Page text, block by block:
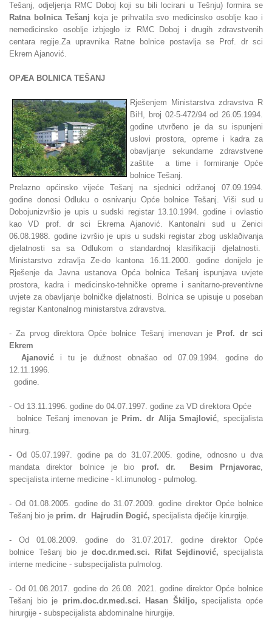
Tešanj, odjeljenja RMC Doboj koji su bili locirani u Tešnju) formira se
Ratna bolnica Tešanj koja je prihvatila svo medicinsko osoblje kao i
nemedicinsko osoblje izbjeglo iz RMC Doboj i drugih zdravstvenih
centara regije.Za upravnika Ratne bolnice postavlja se Prof. dr sci
Ekrem Ajanović.
OPÆA BOLNICA TEŠANJ
Rješenjem Ministarstva zdravstva R
BiH, broj 02-5-472/94 od 26.05.1994.
godine utvrðeno je da su ispunjeni
uslovi prostora, opreme i kadra za
obavljanje sekundarne zdravstvene
zaštite a time i formiranje Opće
bolnice Tešanj.
Prelazno općinsko vijeće Tešanj na sjednici održanoj 07.09.1994.
godine donosi Odluku o osnivanju Opće bolnice Tešanj. Viši sud u
Dobojunizvršio je upis u sudski registar 13.10.1994. godine i ovlastio
kao VD prof. dr sci Ekrema Ajanović. Kantonalni sud u Zenici
06.08.1988. godine izvršio je upis u sudski registar zbog usklaðivanja
djelatnosti sa sa Odlukom o standardnoj klasifikaciji djelatnosti.
Ministarstvo zdravlja Ze-do kantona 16.11.2000. godine donijelo je
Rješenje da Javna ustanova Opća bolnica Tešanj ispunjava uvjete
prostora, kadra i medicinsko-tehničke opreme i sanitarno-preventivne
uvjete za obavljanje bolničke djelatnosti. Bolnica se upisuje u poseban
registar Kantonalnog ministarstva zdravstva.
- Za prvog direktora Opće bolnice Tešanj imenovan je Prof. dr sci
Ekrem
Ajanović i tu je dužnost obnašao od 07.09.1994. godine do
12.11.1996.
godine.
- Od 13.11.1996. godine do 04.07.1997. godine za VD direktora Opće
bolnice Tešanj imenovan je Prim. dr Alija Smajlović, specijalista
hirurg.
- Od 05.07.1997. godine pa do 31.07.2005. godine, odnosno u dva
mandatadirektor bolnice je bio prof. dr. Besim Prnjavorac,
specijalista interne medicine - kl.imunolog - pulmolog.
- Od 01.08.2005. godine do 31.07.2009. godine direktor Opće bolnice
Tešanj bio je prim. dr Hajrudin Ðogić, specijalista dječije kirurgije.
- Od01.08.2009. godine do 31.07.2017. godine direktor Opće
bolnice Tešanj bio jedoc.dr.med.sci. Rifat Sejdinović,specijalista
interne medicine - subspecijalista pulmolog.
- Od 01.08.2017. godine do 26.08. 2021. godine direktor Opće bolnice
Tešanj bioje prim.doc.dr.med.sci. Hasan Škiljo,specijalista opće
hirurgije - subspecijalista abdominalne hirurgije.